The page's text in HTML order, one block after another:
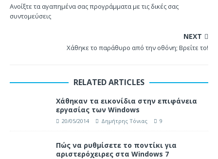
Ανοίξτε τα αγαπημένα σας προγράμματα με τις δικές σας
συντομεύσεις
NEXT
Χάθηκε το παράθυρο από την οθόνη; Βρείτε το!
RELATED ARTICLES
Χάθηκαν τα εικονίδια στην επιφάνεια
εργασίας των Windows
20/05/2014 Δημήτρης Τόνιας 9
Πώς να ρυθμίσετε το ποντίκι για
αριστερόχειρες στα Windows 7